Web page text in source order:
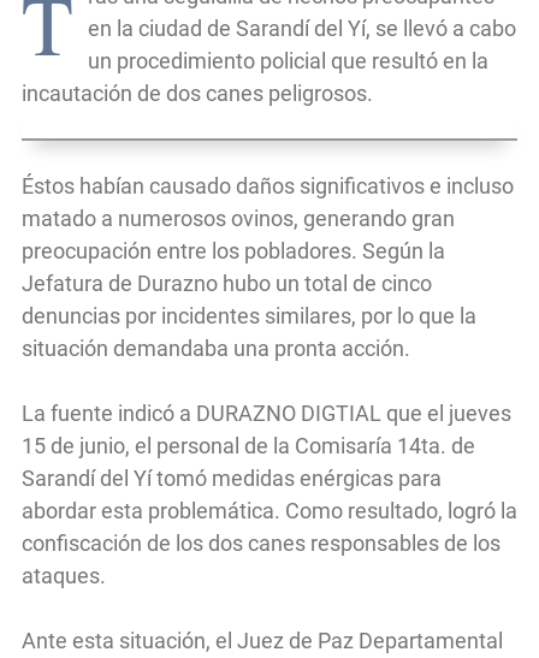
en la ciudad de Sarandí del Yí, se llevó a cabo
un procedimiento policial que resultó en la
incautación de dos canes peligrosos.
Éstos habían causado daños significativos e incluso
matado a numerosos ovinos, generando gran
preocupación entre los pobladores. Según la
Jefatura de Durazno hubo un total de cinco
denuncias por incidentes similares, por lo que la
situación demandaba una pronta acción.
La fuente indicó a DURAZNO DIGTIAL que el jueves
15 de junio, el personal de la Comisaría 14ta. de
Sarandí del Yí tomó medidas enérgicas para
abordar esta problemática. Como resultado, logró la
confiscación de los dos canes responsables de los
ataques.
Ante esta situación, el Juez de Paz Departamental